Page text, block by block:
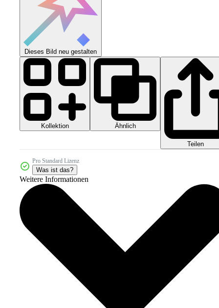
Dieses Bild neu gestalten
Kollektion Ähnlich
Teilen
Pro Standard Lizenz
Was ist das?
Weitere Informationen